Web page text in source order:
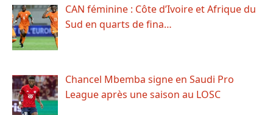
CAN féminine : Côte d’Ivoire et Afrique du
Sud en quarts de fina…
Chancel Mbemba signe en Saudi Pro
League après une saison au LOSC